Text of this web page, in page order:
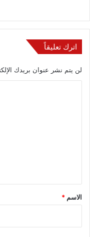
اترك تعليقاً
لن يتم نشر عنوان بريدك
*
الاسم *